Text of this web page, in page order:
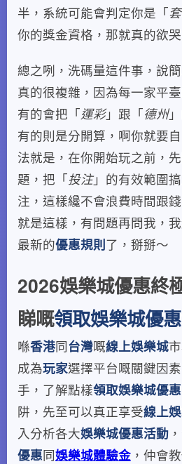
半，系統可能會判定你是「
你的獎金資格，那就真的欲
總之咧，洗碼量這件事，說
真的很複雜，因為每一家平
有的會把「運彩」跟「德州
有的則是分開算，啊你就要
法就是，在你開始玩之前，
題，把「投注」的有效範圍
注，這樣纔不會浪費時間跟
就是這樣，有問題再問我，
最新的優惠規則了，掰掰～
2026娛樂城優惠終
睇嘅領取娛樂城優惠
喺香港同台灣嘅線上娛樂城
成為玩家選擇平台嘅關鍵因
手，了解點樣領取娛樂城優惠
阱，先至可以真正享受線上
入分析各大娛樂城優惠活動
優惠同娛樂城體驗金 ，仲會